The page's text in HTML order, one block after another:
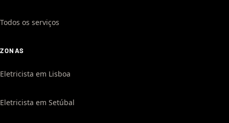
Todos os serviços
ZONAS
Eletricista em Lisboa
Eletricista em Setúbal